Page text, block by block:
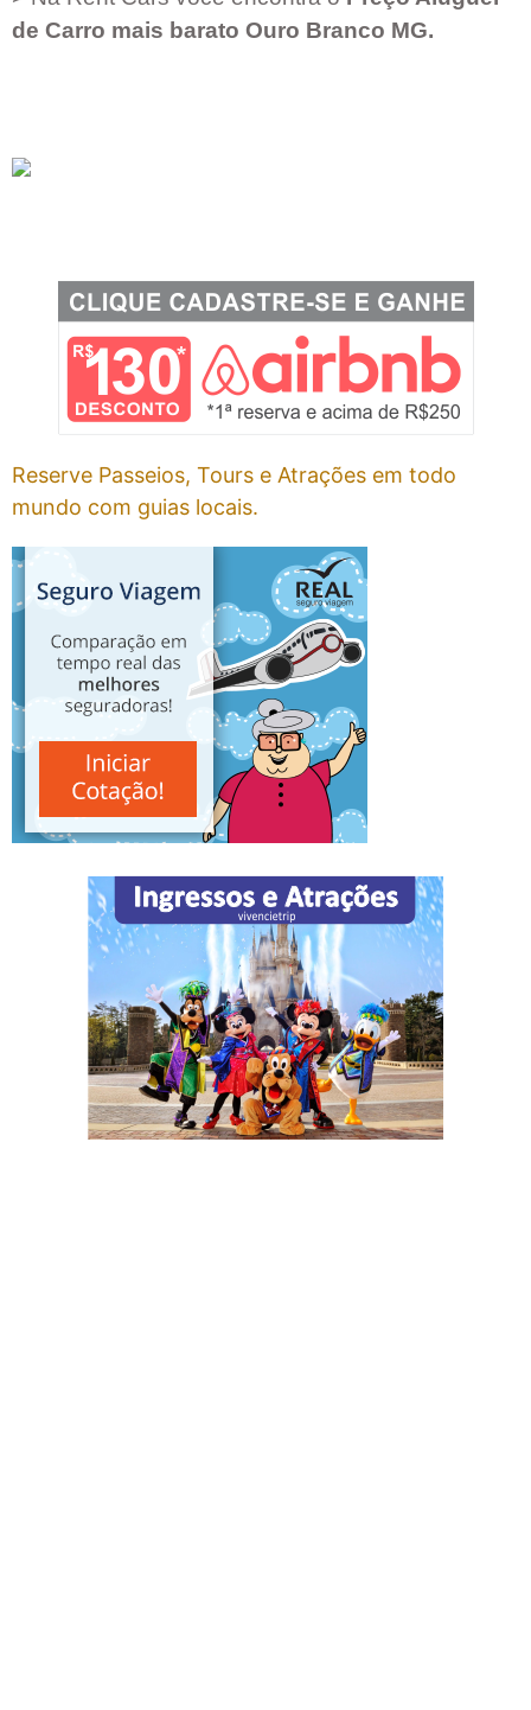
de Carro mais barato Ouro Branco MG.
Reserve Passeios, Tours e Atrações em todo
mundo com guias locais.